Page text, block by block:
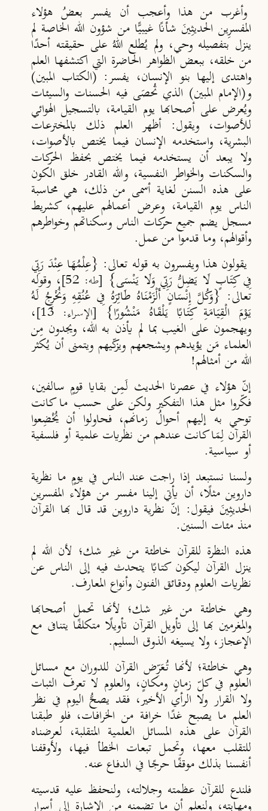
وأغرب من هذا وأعجب أن يفسر بعضُ هؤلاء
المفسرِين الحديثِينَ شأنًا غيبيًّا من شؤون الله الخاصة لم
ينزل بتفصيله وحي، ولم يُطلع اللهُ على حقيقته أحدًا
من خلقه، ببعض الظواهر الحاضرة التي اكتشفها العلم
واهتدى إليها بنو الإنسان، يفسر: (الكتاب المبين)
و(الإمام المبين) الذي تُحصَى فيه الحسنات والسيئات
ويُعرض على أصحابها يوم القيامة، بالتسجيل الهوائي
للأصوات، ويقول: أظهر العلم ذلك بالمخترعات
البشرية، واستخدمه الإنسان فيما يختص بالأصوات،
ولا يبعد أن يستخدمه فيما يختص بحفظ الحركات
والسكنات والخواطر النفسية، والله القادر خلق الكون
على هذه السنن لغاية أسمى من ذلك، هي محاسبة
الناس يوم القيامة، وعرض أعمالهم عليهم، كشريط
مسجل يضم جميع حركات الناس وسكناتهم وخواطرهم
وأقوالهم، وما قدموا من عمل.
يقولون هذا ويفسرون به قوله تعالى: {عِلْمُهَا عِنْدَ رَبِّي
فِي كِتَابٍ لَا يَضِلُّ رَبِّي وَلَا يَنْسَى} [طه: 52] ، وقوله
تعالى: {وَكُلَّ إِنْسَانٍ أَلْزَمْنَاهُ طَائِرَهُ فِي عُنُقِهِ وَنُخْرِجُ لَهُ
يَوْمَ الْقِيَامَةِ كِتَابًا يَلْقَاهُ مَنْشُورًا} [الإسراء: 13] ،
ويهجمون على الغيب بما لم يأذن به الله، ويجدون مِن
العلماء مَن يؤيدهم ويشجعهم ويزكّيهم ويتمنى أن يُكثر
الله من أمثالهم!
إنّ هؤلاء في عصرنا الحديث لَمِن بقايا قومٍ سالفين،
فكّروا مثل هذا التفكير ولكن على حسب ما كانت
توحي به إليهم أحوالُ زمانهم، فحاولوا أن يُخْضِعوا
القرآن لِمَا كانت عندهم من نظريات علمية أو فلسفية
أو سياسية.
ولسنا نستبعد إذا راجت عند الناس في يومٍ ما نظرية
داروين مثلًا، أن يأتي إلينا مفسر من هؤلاء المفسرين
الحديثِينَ فيقول: إنّ نظرية داروين قد قال بها القرآن
منذ مئات السنين.
هذه النظرة للقرآن خاطئة من غير شك؛ لأن الله لم
ينزل القرآن ليكون كتابًا يتحدث فيه إلى الناس عن
نظريات العلوم ودقائق الفنون وأنواع المعارف.
وهي خاطئة من غير شك؛ لأنها تحمل أصحابها
والمغرمين بها إلى تأويل القرآن تأويلًا متكلفًا يتنافى مع
الإعجاز، ولا يسيغه الذوق السليم.
وهي خاطئة؛ لأنها تُعَرِّض القرآن للدوران مع مسائل
العلوم في كلّ زمانٍ ومكانٍ، والعلوم لا تعرف الثبات
ولا القرار ولا الرأي الأخير، فقد يصحُّ اليوم في نظر
العلم ما يصبح غدًا خرافة من الخرافات، فلو طبقنا
القرآن على هذه المسائل العلمية المتقلبة، لعرضناه
للتقلب معها، وتحمل تبعات الخطأ فيها، ولأوقفنا
أنفسنا بذلك موقفًا حرجًا في الدفاع عنه.
فلندع للقرآن عظمته وجلالته، ولنحفظ عليه قدسيته